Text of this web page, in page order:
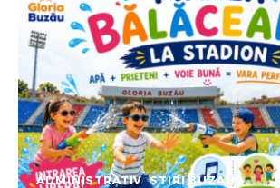
ADMINISTRATIV STIRI BUZAU